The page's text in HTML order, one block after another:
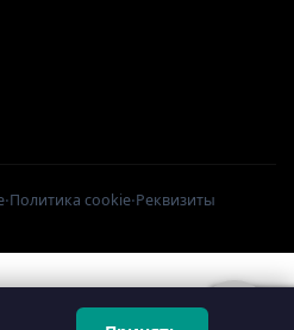
·Политика cookie·Реквизиты